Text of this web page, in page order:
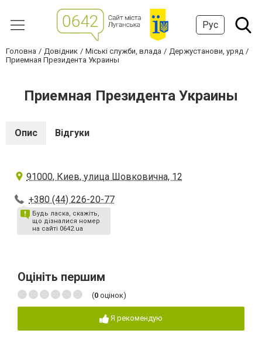
Рус
Головна Довідник Міські служби, влада
Держустанови, уряд
Приемная Президента Украины
Приемная Президента Украины
Опис Відгуки
91000, Киев, улица Шовковична, 12
+380 (44) 226-20-77
Будь ласка, скажіть,
що дізналися номер
на сайті 0642.ua
Оцініть першим
(0 оцінок)
Я рекомендую